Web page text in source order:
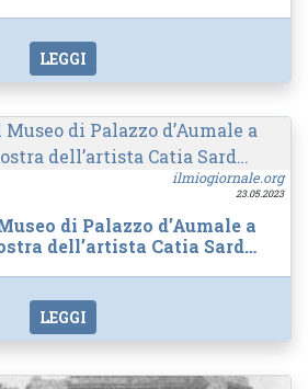
LEGGI
ilmiogiornale.org
23.05.2023
di Palazzo d’Aumale a
dell’artista Catia Sard…
LEGGI